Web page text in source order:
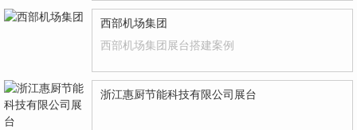
西部机场集团
西部机场集团展台搭建案例
浙江惠厨节能科技有限公司展台